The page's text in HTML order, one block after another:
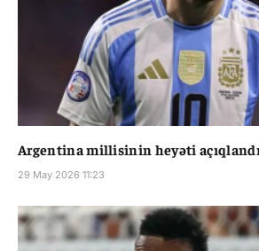
Argentina millisinin heyəti
29 May 2026 11:23